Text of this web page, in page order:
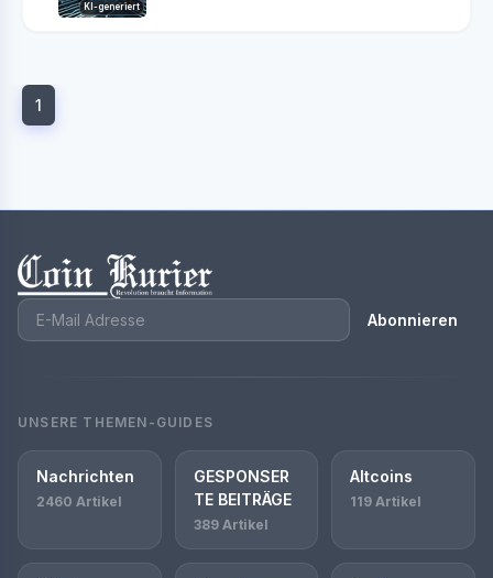
KI-generiert
1
Abonnieren
UNSERE THEMEN-GUIDES
Nachrichten
2460 Artikel
GESPONSER
TE BEITRÄGE
389 Artikel
Altcoins
119 Artikel